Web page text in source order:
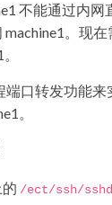
不能通过内网
machine1。现
端口转发功能来
。
/ect/ssh/